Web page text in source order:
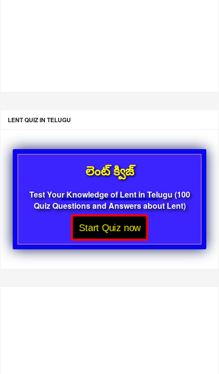
LENT QUIZ IN TELUGU
లెంట్ క్విజ్
Test Your Knowledge of Lent in Telugu (100
Quiz Questions and Answers about Lent)
Start Quiz now